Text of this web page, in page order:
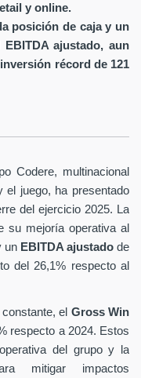
y online.
posición de caja y un
ajustado, aun
récord de 121
Codere, multinacional
el juego, ha presentado
del ejercicio 2025. La
su mejoría operativa al
un EBITDA ajustadode
del 26,1% respecto al
el Gross Win
respecto a 2024. Estos
del grupo y la
mitigar impactos